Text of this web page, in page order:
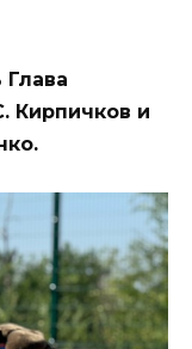
Кирпичков и